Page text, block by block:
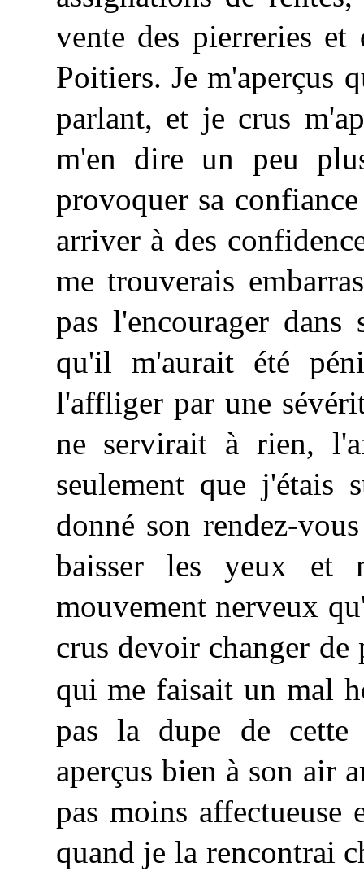
vente des pierreries
Poitiers. Je m'aperçus
parlant, et je crus
m'en dire un peu
provoquer sa
arriver à des
me trouverais
pas l'encourager dans
qu'il m'aurait été
l'affliger par une
ne servirait à rien,
seulement que j'étais
donné son rendez-
baisser les yeux et
mouvement nerveux
crus devoir changer de
qui me faisait un mal
pas la dupe de
aperçus bien à son air
pas moins affectueuse
quand je la rencontrai